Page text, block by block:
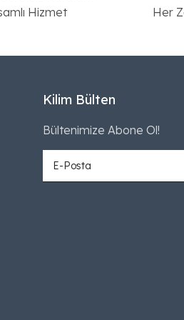
Hizmet
Her
Kilim Bülten
Bültenimize Abone Ol!